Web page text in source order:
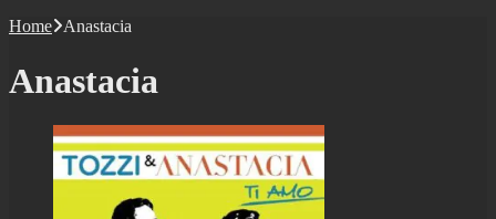
Home
Anastacia
Anastacia